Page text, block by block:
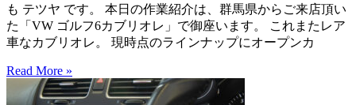
も テツヤ です。 本日の作業紹介は、群馬県からご来店頂い
た「VW ゴルフ6カブリオレ」で御座います。 これまたレア
車なカブリオレ。 現時点のラインナップにオープンカ
Read More »